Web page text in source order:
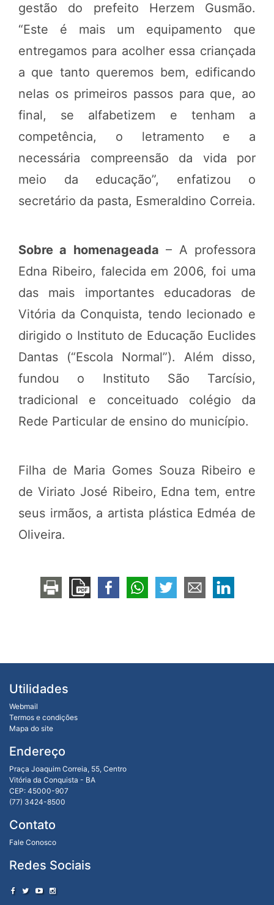
gestão do prefeito Herzem Gusmão.
“Este é mais um equipamento que
entregamos para acolher essa criançada
a que tanto queremos bem, edificando
nelas os primeiros passos para que, ao
final, se alfabetizem e tenham a
competência, o letramento e a
necessária compreensão da vida por
meio da educação”, enfatizou o
secretário da pasta, Esmeraldino Correia.
Sobre a homenageada – A professora
Edna Ribeiro, falecida em 2006, foi uma
das mais importantes educadoras de
Vitória da Conquista, tendo lecionado e
dirigido o Instituto de Educação Euclides
Dantas (“Escola Normal”). Além disso,
fundou o Instituto São Tarcísio,
tradicional e conceituado colégio da
Rede Particular de ensino do município.
Filha de Maria Gomes Souza Ribeiro e
de Viriato José Ribeiro, Edna tem, entre
seus irmãos, a artista plástica Edméa de
Oliveira.
Utilidades
Webmail
Termos e condições
Mapa do site
Endereço
Praça Joaquim Correia, 55, Centro
Vitória da Conquista - BA
CEP: 45000-907
(77) 3424-8500
Contato
Fale Conosco
Redes Sociais